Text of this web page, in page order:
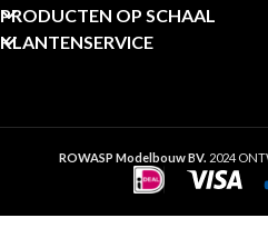
PRODUCTEN OP SCHAAL
KLANTENSERVICE
ROWASP Modelbouw BV. 2024